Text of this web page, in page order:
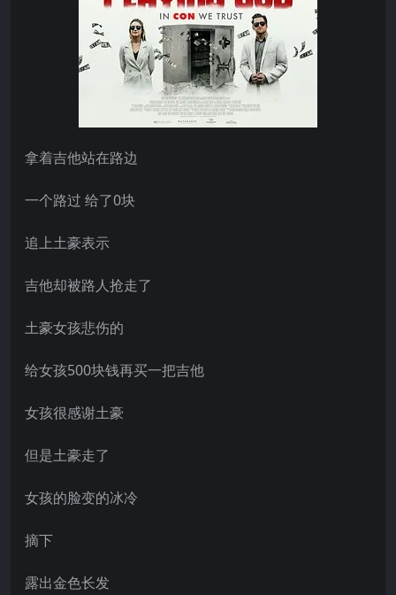
拿着吉他站在路边
一个路过 给了0块
追上土豪表示
吉他却被路人抢走了
土豪女孩悲伤的
给女孩500块钱再买一把吉他
女孩很感谢土豪
但是土豪走了
女孩的脸变的冰冷
摘下
露出金色长发